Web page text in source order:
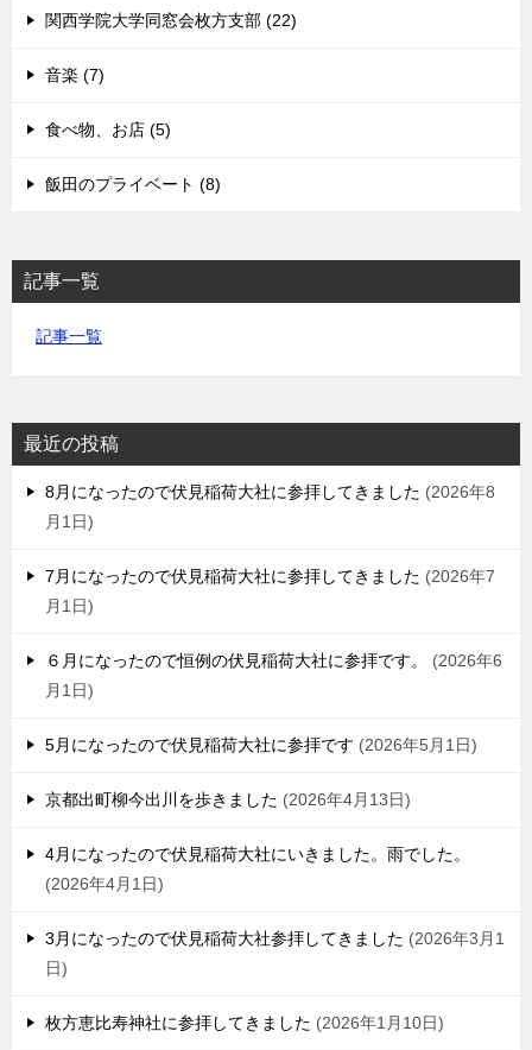
関西学院大学同窓会枚方支部 (22)
音楽 (7)
食べ物、お店 (5)
飯田のプライベート (8)
記事一覧
記事一覧
最近の投稿
8月になったので伏見稲荷大社に参拝してきました
2026年8
月1日
7月になったので伏見稲荷大社に参拝してきました
2026年7
月1日
６月になったので恒例の伏見稲荷大社に参拝です。
2026年6
月1日
5月になったので伏見稲荷大社に参拝です 2026年5月1日
京都出町柳今出川を歩きました 2026年4月13日
4月になったので伏見稲荷大社にいきました。雨でした。
2026年4月1日
3月になったので伏見稲荷大社参拝してきました
2026年3月1
日
枚方恵比寿神社に参拝してきました 2026年1月10日